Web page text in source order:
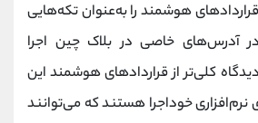
هوشمند را به‌عنوان تکه‌هایی
آدرس‌های خاصی در بلاک چین اجرا
کلی‌تر از قراردادهای هوشمند این
نرم‌افزاری خوداجرا هستند که می‌توانند